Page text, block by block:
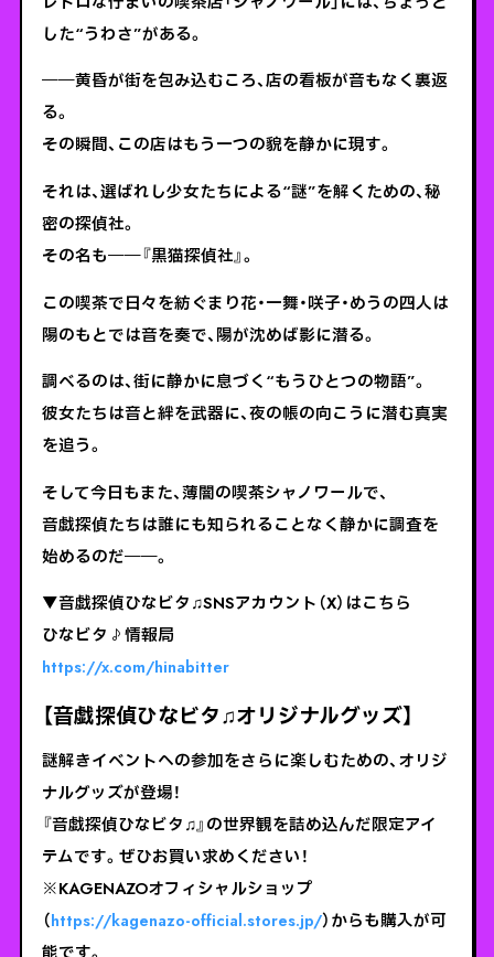
した“うわさ”がある。
――黄昏が街を包み込むころ、店の看板が音もなく裏返
る。
その瞬間、この店はもう一つの貌を静かに現す。
それは、選ばれし少女たちによる“謎”を解くための、秘
密の探偵社。
その名も――『黒猫探偵社』。
この喫茶で日々を紡ぐまり花・一舞・咲子・めうの四人は
陽のもとでは音を奏で、陽が沈めば影に潜る。
調べるのは、街に静かに息づく“もうひとつの物語”。
彼女たちは音と絆を武器に、夜の帳の向こうに潜む真実
を追う。
そして今日もまた、薄闇の喫茶シャノワールで、
音戯探偵たちは誰にも知られることなく静かに調査を
始めるのだ――。
▼音戯探偵ひなビタ♫SNSアカウント（X）はこちら
ひなビタ♪情報局
https://x.com/hinabitter
【音戯探偵ひなビタ♫オリジナルグッズ】
謎解きイベントへの参加をさらに楽しむための、オリジ
ナルグッズが登場！
『音戯探偵ひなビタ♫』の世界観を詰め込んだ限定アイ
テムです。ぜひお買い求めください！
※KAGENAZOオフィシャルショップ
（https://kagenazo-official.stores.jp/）からも購入が可
能です。